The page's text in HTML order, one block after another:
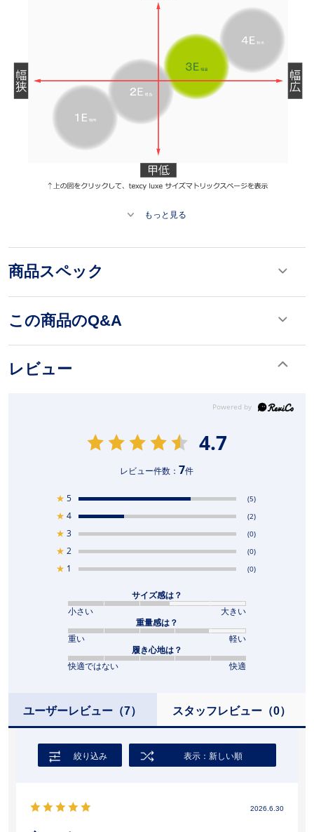
もっと見る
商品スペック
この商品のQ&A
レビュー
4.7
レビュー件数：7件
★ 5 (5)
★ 4 (2)
★ 3 (0)
★ 2 (0)
★ 1 (0)
サイズ感は？
小さい
大きい
重量感は？
重い
軽い
履き心地は？
快適ではない
快適
ユーザーレビュー （7） スタッフレビュー（0）
絞り込み 表示：新しい順
2026.6.30